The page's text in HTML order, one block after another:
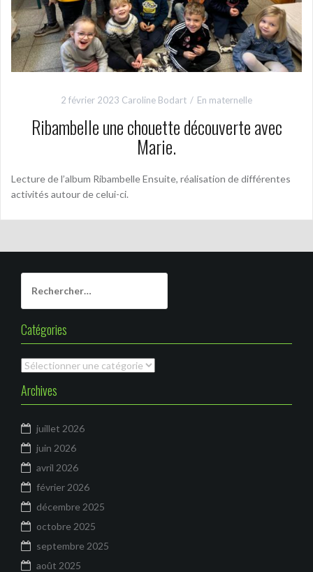
2 février 2023 Caroline Bodart En maternelle
Ribambelle une chouette découverte avec
Marie.
Lecture de l’album Ribambelle Ensuite, réalisation de différentes
activités autour de celui-ci.
c
h
e
r
c
h
e
:
Catégories
C
t
g
o
i
e
s
Archives
juillet 2026
juin 2026
avril 2026
février 2026
décembre 2025
octobre 2025
septembre 2025
août 2025